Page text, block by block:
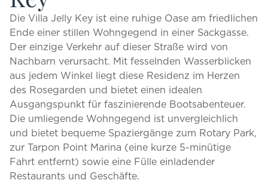
Die Villa Jelly Key ist eine ruhige Oase am friedlichen
Ende einer stillen Wohngegend in einer Sackgasse.
Der einzige Verkehr auf dieser Straße wird von
Nachbarn verursacht. Mit fesselnden Wasserblicken
aus jedem Winkel liegt diese Residenz im Herzen
des Rosegarden und bietet einen idealen
Ausgangspunkt für faszinierende Bootsabenteuer.
Die umliegende Wohngegend ist unvergleichlich
und bietet bequeme Spaziergänge zum Rotary Park,
zur Tarpon Point Marina (eine kurze 5-minütige
Fahrt entfernt) sowie eine Fülle einladender
Restaurants und Geschäfte.